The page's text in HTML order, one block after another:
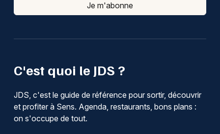
C'est quoi le JDS ?
JDS, c'est le guide de référence pour sortir, découvrir
et profiter à Sens. Agenda, restaurants, bons plans :
on s'occupe de tout.
Je m'abonne